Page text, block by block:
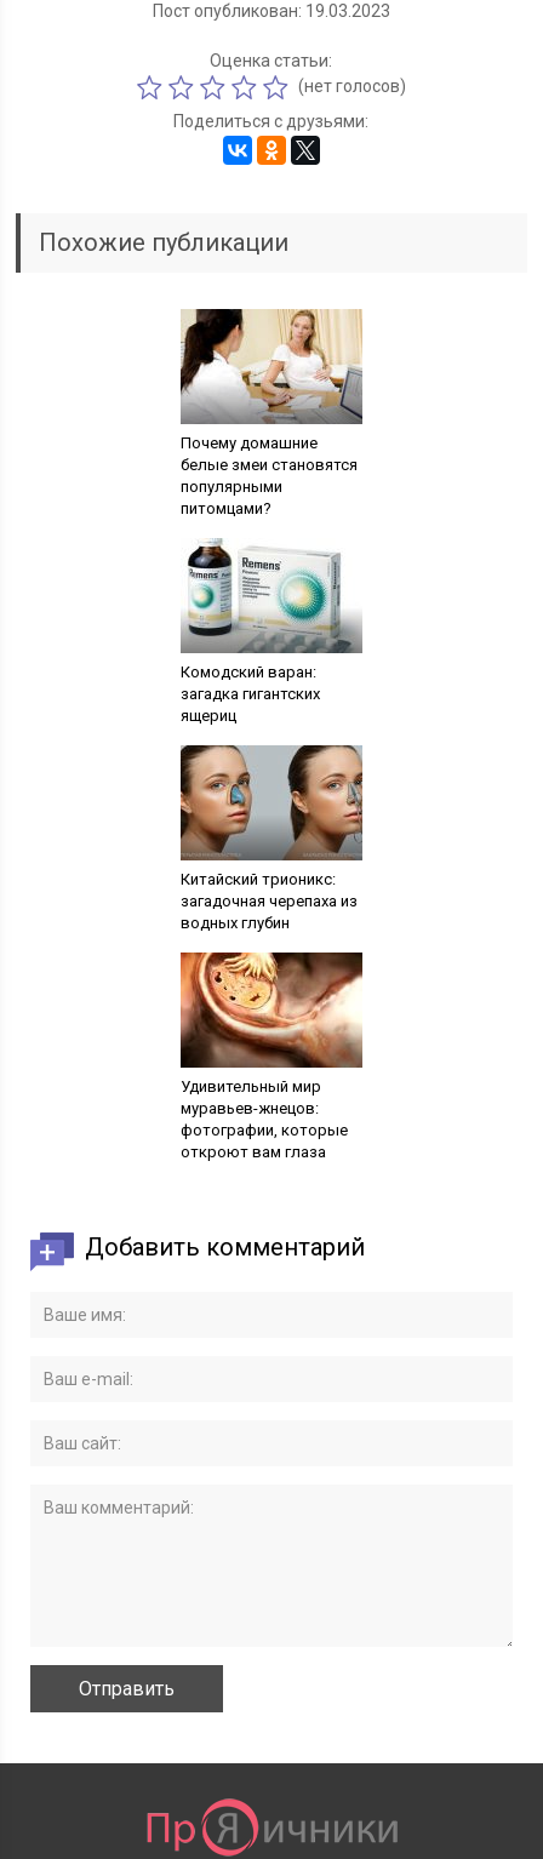
Пост опубликован: 19.03.2023
Оценка статьи:
(нет голосов)
Поделиться с друзьями:
Похожие публикации
Почему домашние
белые змеи становятся
популярными
питомцами?
Комодский варан:
загадка гигантских
ящериц
Китайский трионикс:
загадочная черепаха из
водных глубин
Удивительный мир
муравьев-жнецов:
фотографии, которые
откроют вам глаза
Добавить комментарий